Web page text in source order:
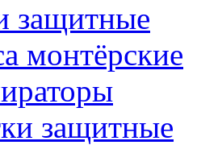
защитные
монтёрские
защитные